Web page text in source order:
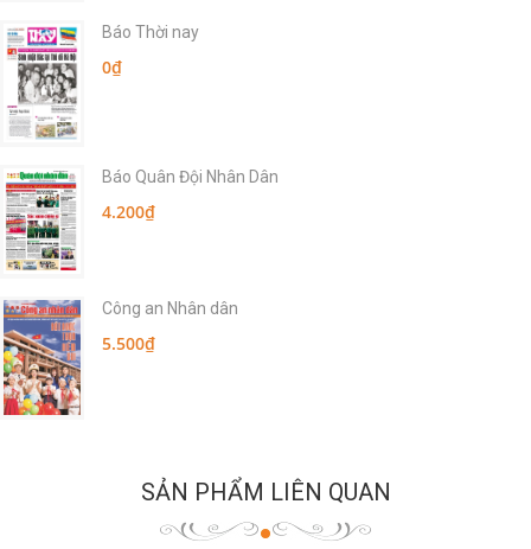
Báo Thời nay
0₫
Báo Quân Đội Nhân Dân
4.200₫
Công an Nhân dân
5.500₫
SẢN PHẨM LIÊN QUAN